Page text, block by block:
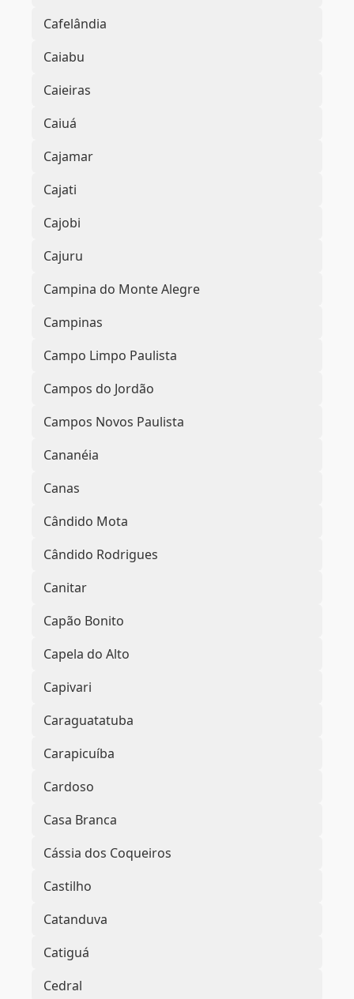
Cafelândia
Caiabu
Caieiras
Caiuá
Cajamar
Cajati
Cajobi
Cajuru
Campina do Monte Alegre
Campinas
Campo Limpo Paulista
Campos do Jordão
Campos Novos Paulista
Cananéia
Canas
Cândido Mota
Cândido Rodrigues
Canitar
Capão Bonito
Capela do Alto
Capivari
Caraguatatuba
Carapicuíba
Cardoso
Casa Branca
Cássia dos Coqueiros
Castilho
Catanduva
Catiguá
Cedral